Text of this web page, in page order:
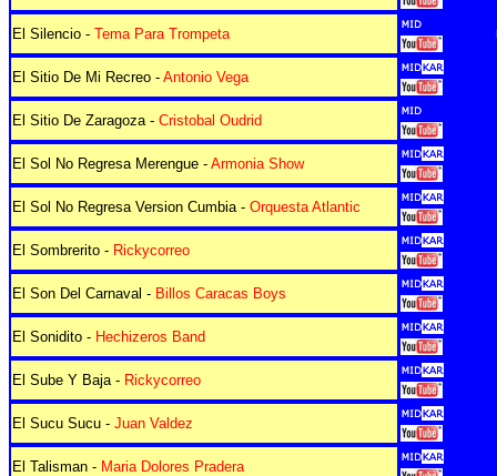
El Silencio - Tema Para Trompeta
El Sitio De Mi Recreo - Antonio Vega
El Sitio De Zaragoza - Cristobal Oudrid
El Sol No Regresa Merengue - Armonia Show
El Sol No Regresa Version Cumbia - Orquesta Atlantic
El Sombrerito - Rickycorreo
El Son Del Carnaval - Billos Caracas Boys
El Sonidito - Hechizeros Band
El Sube Y Baja - Rickycorreo
El Sucu Sucu - Juan Valdez
El Talisman - Maria Dolores Pradera